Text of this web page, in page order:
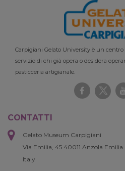
Carpigiani Gelato University è un
servizio di chi già opera o desidera
pasticceria artigianale.
CONTATTI
Gelato Museum Carpigiani
Via Emilia, 45 40011 Anzola Emilia
Italy